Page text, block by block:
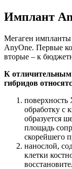
Имплант
Мегаген импланты
AnyOne. Первые
вторые – к
К
гибридов
обработку с
образуется
площадь
скорейшего
нанослой,
клетки